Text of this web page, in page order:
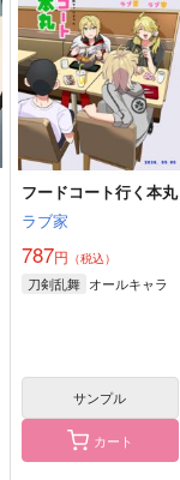
WhenCloudsBreak
アルティメットちく
わ
1,100 円（税込）
南泉一文字×山姥切長義
作品詳細
セール中 専売
1,320円（税込）
刀剣乱舞
八丁念仏
南泉一文字
サンプル
カート
フードコート行く本丸
ラブ家
787円 （税込）
刀剣乱舞 オールキャラ
サンプル
カート